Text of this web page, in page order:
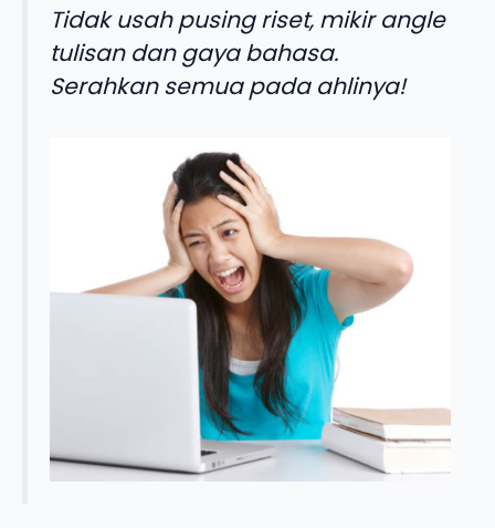
Tidak usah pusing riset, mikir angle
tulisan dan gaya bahasa.
Serahkan semua pada ahlinya!